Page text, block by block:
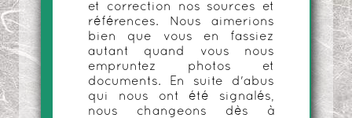
et correction nos sources et
références. Nous aimerions
bien que vous en fassiez
autant quand vous nous
empruntez photos et
documents. En suite d'abus
qui nous ont été signalés,
nous changeons dès à